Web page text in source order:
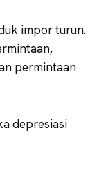
impor turun.
permintaan
depresiasi